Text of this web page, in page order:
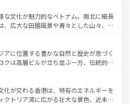
のスイーツなど、バラエティ豊かな料理
える。 なお、新着の台湾情報は コンテンツ一覧を参
ばせば四季折々の自然美を楽しむことが
キムチや焼肉、絶品のストリートフード
韓国料理が待っている。夜には、韓国な
がら、韓国の多彩な魅力を心ゆくまで味
わってみてほしい。 なお、新着の韓国情報はコンテンツ一
い。
な文化が魅力的なベトナム。南北に細長
、広大な田園風景や青々とした山々、世
伝統が息づく。ハノイの古い町並みやホ
ンス統治時代の建物も、独特の雰囲気を
また、バラエティの豊かさとおいしさで
インミー、ベトナムコーヒーなどは、ぜ
い。どの地域を訪れてもあたたかい人々
くれるので、きっと忘れられない旅にな
アに位置する豊かな自然と歴史が息づく
クは高層ビルが立ち並ぶ一方、伝統的な
いる。北部ではチェンマイなどの山岳地
い、南部ではプーケットやクラビの美し
ト気分を楽しむことができる。タイ料理
化が交わる香港は、特有のエネルギーを
クトリア湾に広がる壮大な景色、近未来